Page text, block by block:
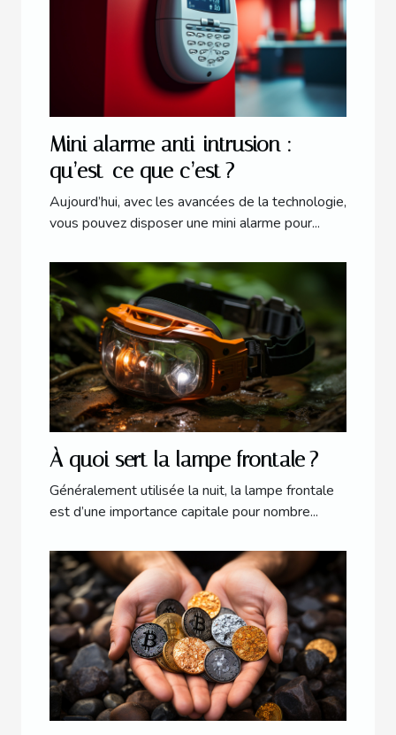
Mini alarme anti-intrusion :
qu’est-ce que c’est ?
Aujourd’hui, avec les avancées de la technologie,
vous pouvez disposer une mini alarme pour...
À quoi sert la lampe frontale ?
Généralement utilisée la nuit, la lampe frontale
est d’une importance capitale pour nombre...